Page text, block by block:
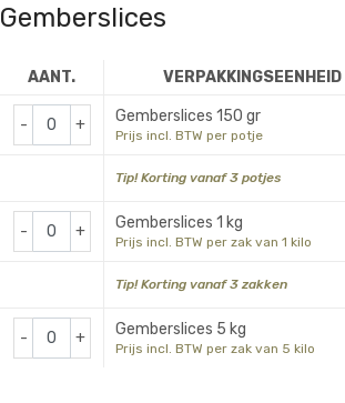
Gemberslices
AANT. VERPAKKINGSEENHEID
- + Gemberslices 150 gr
Prijs incl. BTW per potje
Tip! Korting vanaf 3 potjes
- + Gemberslices 1 kg
Prijs incl. BTW per zak van 1 kilo
Tip! Korting vanaf 3 zakken
- + Gemberslices 5 kg
Prijs incl. BTW per zak van 5 kilo